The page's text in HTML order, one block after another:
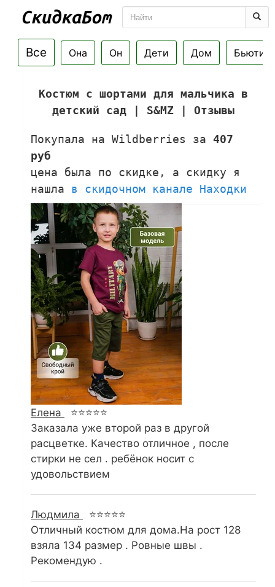
Все Она Он Дети Дом Бьюти
Костюм с шортами для мальчика в
детский сад | S&MZ | Отзывы
Покупала на Wildberries за 407
руб
цена была по скидке, а скидку я
нашла в скидочном канале Находки
Елена
⭐⭐⭐⭐⭐
Заказала уже второй раз в другой
расцветке. Качество отличное , после
стирки не сел . ребёнок носит с
удовольствием
Людмила
⭐⭐⭐⭐⭐
Отличный костюм для дома.На рост 128
взяла 134 размер . Ровные швы .
Рекомендую .